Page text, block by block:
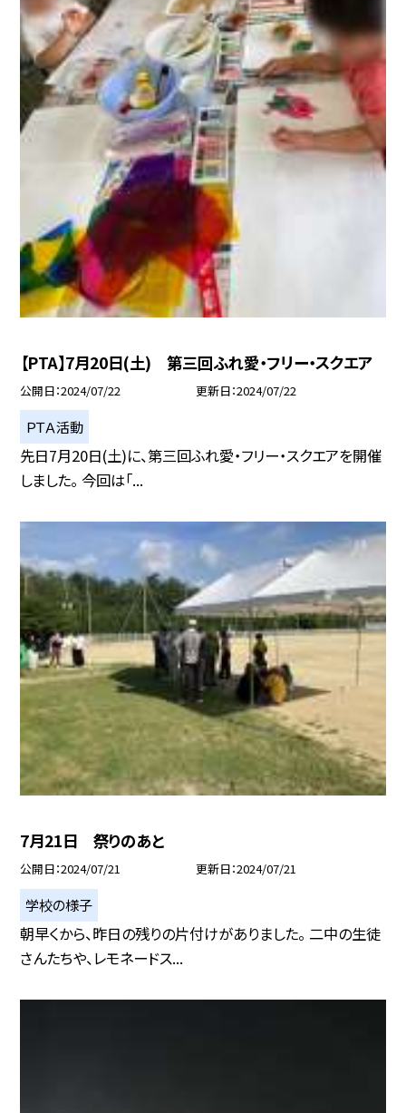
【PTA】7月20日(土) 第三回ふれ愛・フリー・スクエア
公開日 2024/07/22 更新日 2024/07/22
ＰＴＡ活動
先日7月20日(土)に、第三回ふれ愛・フリー・スクエアを開催
しました。 今回は「...
7月21日 祭りのあと
公開日 2024/07/21 更新日 2024/07/21
学校の様子
朝早くから、昨日の残りの片付けがありました。 二中の生徒
さんたちや、レモネードス...